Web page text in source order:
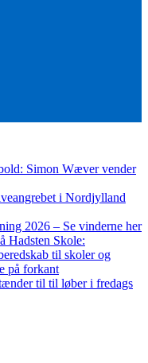
Simon Wæver vender
i Nordjylland
2026 – Se vinderne her
Hadsten Skole:
til skoler og
på forkant
til til løber i fredags